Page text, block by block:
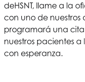
deHSNT, llame a la
con uno de nuestros
programará una
nuestros pacientes
con esperanza.